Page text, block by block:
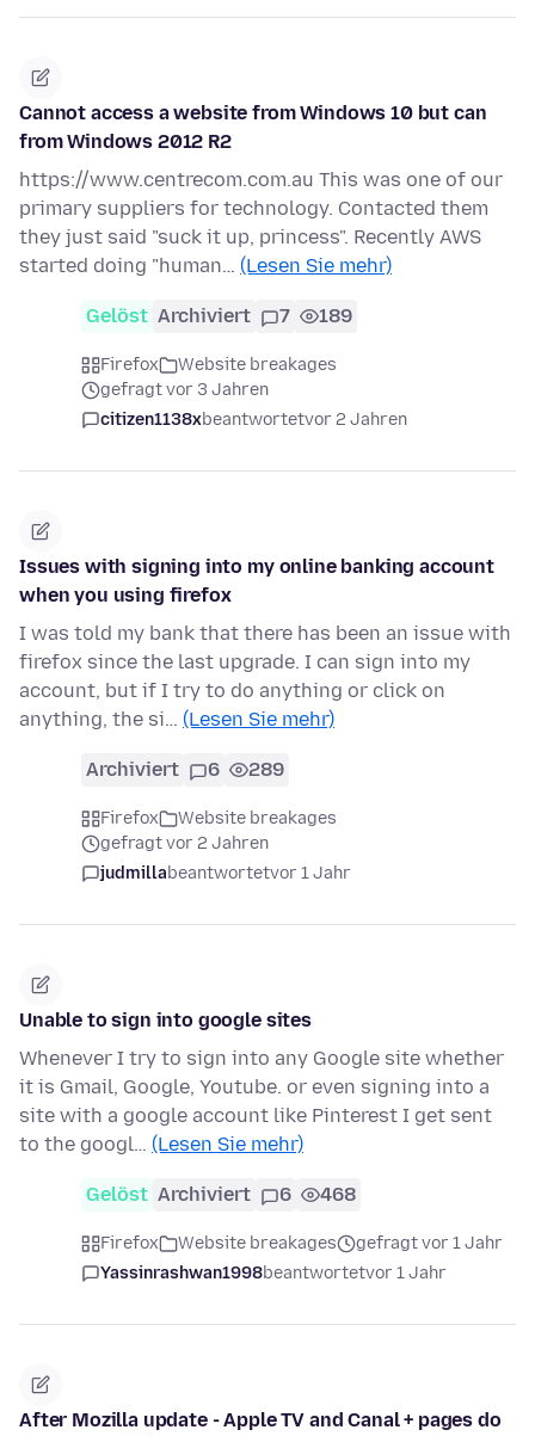
Cannot access a website from Windows 10 but can
from Windows 2012 R2
https://www.centrecom.com.au This was one of our
primary suppliers for technology. Contacted them
they just said "suck it up, princess". Recently AWS
started doing "human… (Lesen Sie mehr)
Gelöst Archiviert 7 189
Firefox
Website breakages
gefragt vor 3 Jahren
citizen1138xbeantwortetvor 2 Jahren
Issues with signing into my online banking account
when you using firefox
I was told my bank that there has been an issue with
firefox since the last upgrade. I can sign into my
account, but if I try to do anything or click on
anything, the si… (Lesen Sie mehr)
Archiviert 6 289
Firefox
Website breakages
gefragt vor 2 Jahren
judmillabeantwortetvor 1 Jahr
Unable to sign into google sites
Whenever I try to sign into any Google site whether
it is Gmail, Google, Youtube. or even signing into a
site with a google account like Pinterest I get sent
to the googl… (Lesen Sie mehr)
Gelöst Archiviert 6 468
Firefox Website breakages
gefragt vor 1 Jahr
Yassinrashwan1998beantwortetvor 1 Jahr
After Mozilla update - Apple TV and Canal + pages do